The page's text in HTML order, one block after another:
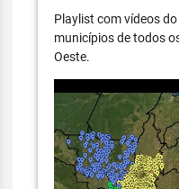
Playlist com vídeos
municípios de todos
Oeste.